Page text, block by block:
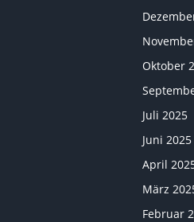
Oktober
Juli 2025
Juni 2025
April
März
Februar